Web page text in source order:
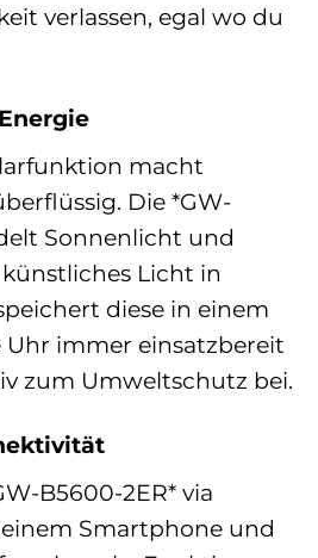
verlassen, egal wo du
macht
Die *GW-
Sonnenlicht und
Licht in
diese in einem
Uhr immer einsatzbereit
zum Umweltschutz bei.
B5600-2ER* via
Smartphone und